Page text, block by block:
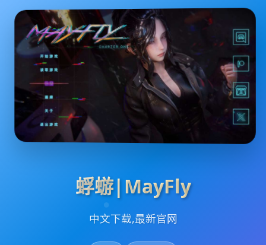
蜉蝣|MayFly
中文下载,最新官网